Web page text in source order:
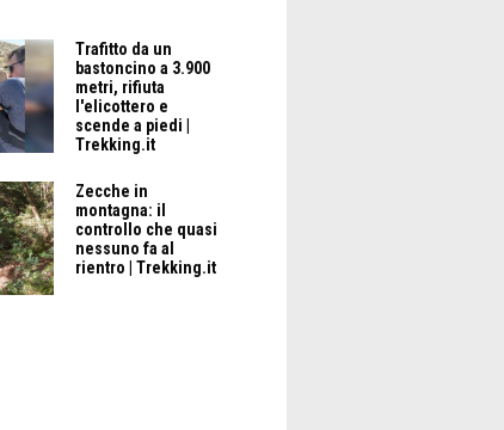
Trafitto da un
bastoncino a 3.900
metri, rifiuta
l'elicottero e
scende a piedi |
Trekking.it
Zecche in
montagna: il
controllo che quasi
nessuno fa al
rientro | Trekking.it